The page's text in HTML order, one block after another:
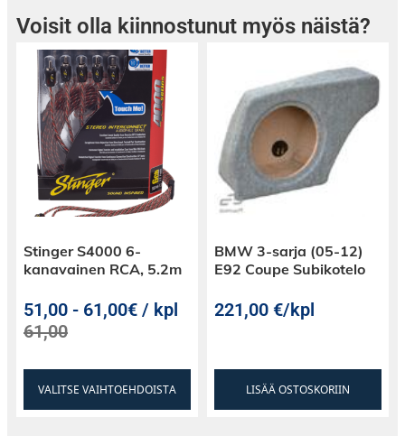
Voisit olla kiinnostunut myös näistä?
Stinger S4000 6-
kanavainen RCA, 5.2m
51,00 - 61,00€ / kpl
61,00
VALITSE VAIHTOEHDOISTA
BMW 3-sarja (05-12)
E92 Coupe Subikotelo
221,00€/kpl
LISÄÄ OSTOSKORIIN